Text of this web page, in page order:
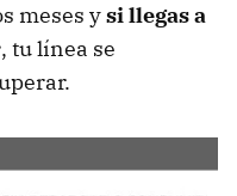
meses ysi llegas a
, tu línea se